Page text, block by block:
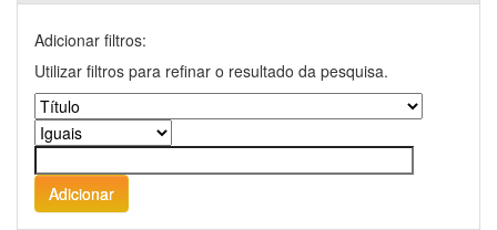
Adicionar filtros:
Utilizar filtros para refinar o resultado da pesquisa.